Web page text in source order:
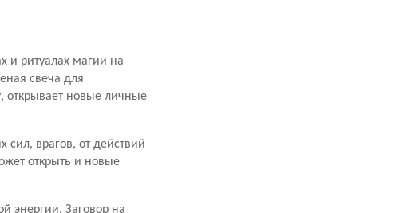
и ритуалах магии на
свеча для
открывает новые личные
сил, врагов, от действий
открыть и новые
энергии. Заговор на